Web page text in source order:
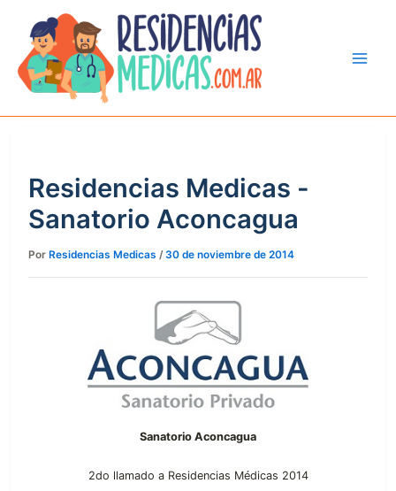
contenido
Residencias Medicas -
Sanatorio Aconcagua
Por Residencias Medicas /30 de noviembre de 2014
Sanatorio Aconcagua
2do llamado a Residencias Médicas 2014